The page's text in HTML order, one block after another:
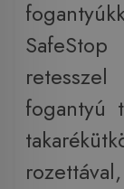
fogantyú